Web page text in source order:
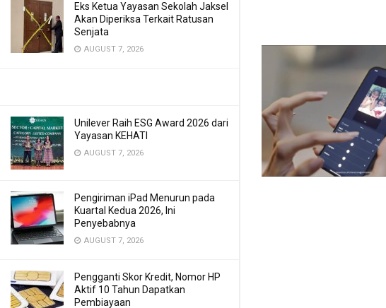
Eks Ketua Yayasan Sekolah Jaksel
Akan Diperiksa Terkait Ratusan
Senjata
AUGUST 7, 2026
Unilever Raih ESG Award 2026 dari
Yayasan KEHATI
AUGUST 7, 2026
Pengiriman iPad Menurun pada
Kuartal Kedua 2026, Ini
Penyebabnya
AUGUST 7, 2026
Pengganti Skor Kredit, Nomor HP
Aktif 10 Tahun Dapatkan
Pembiayaan